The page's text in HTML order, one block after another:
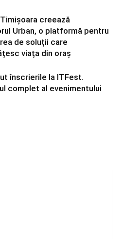
creează
Urban, o platformă pentru
de soluții care
viața din oraș
înscrierile la ITFest.
complet al evenimentului